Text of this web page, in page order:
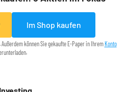
Im Shop kaufen
können Sie gekaufte E-Paper in Ihrem Konto